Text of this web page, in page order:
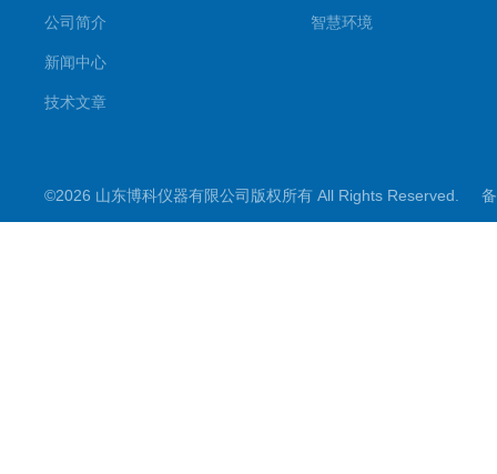
公司简介
新闻中心
技术文章
智慧环境
©2026 山东博科仪器有限公司版权所有 All Rights Reserved.